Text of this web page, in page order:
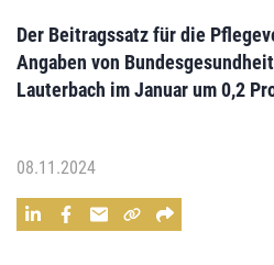
Der Beitragssatz für die
Angaben von
Lauterbach im Januar um 0,2
08.11.2024